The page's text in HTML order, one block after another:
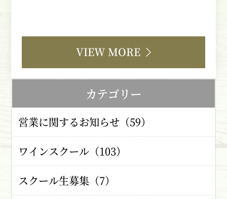
VIEW MORE
カテゴリー
営業に関するお知らせ（59）
ワインスクール（103）
スクール生募集（7）